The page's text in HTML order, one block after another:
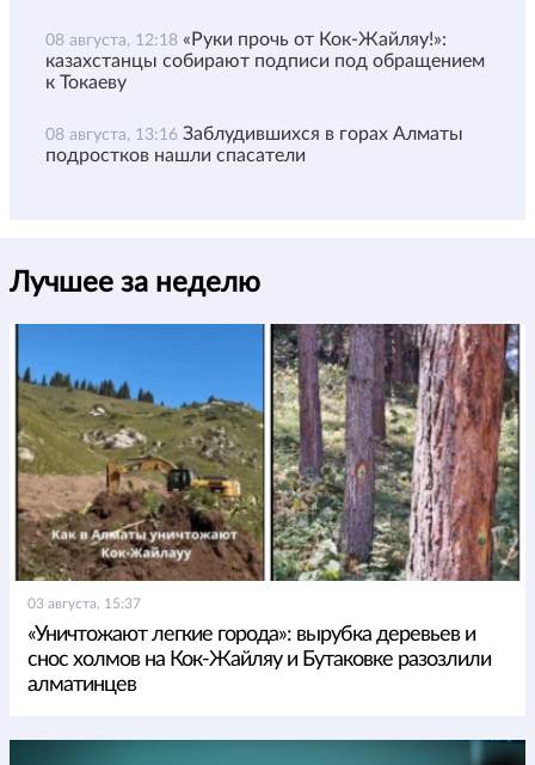
08 августа, 12:18 «Руки прочь от Кок-Жайляу!»:
казахстанцы собирают подписи под обращением
к Токаеву
08 августа, 13:16 Заблудившихся в горах Алматы
подростков нашли спасатели
Лучшее за неделю
03 августа, 15:37
«Уничтожают легкие города»: вырубка деревьев и
снос холмов на Кок-Жайляу и Бутаковке разозлили
алматинцев